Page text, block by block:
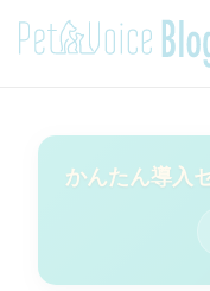
かんたん導入